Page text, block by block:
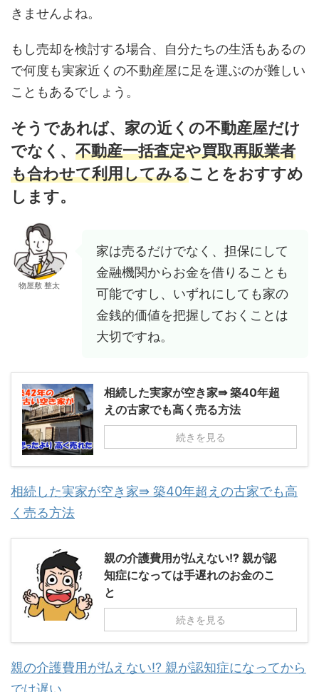
きませんよね。
もし売却を検討する場合、自分たちの生活もあるの
で何度も実家近くの不動産屋に足を運ぶのが難しい
こともあるでしょう。
そうであれば、家の近くの不動産屋だけ
でなく、 不動産一括査定や買取再販業者
も合わせて利用してみることをおすすめ
します。
物屋敷 整太
家は売るだけでなく、担保にして
金融機関からお金を借りることも
可能ですし、いずれにしても家の
金銭的価値を把握しておくことは
大切ですね。
相続した実家が空き家⇛ 築40年超
えの古家でも高く売る方法
続きを見る
相続した実家が空き家⇛ 築40年超えの古家でも高
く売る方法
親の介護費用が払えない!? 親が認
知症になっては手遅れのお金のこ
と
続きを見る
親の介護費用が払えない!? 親が認知症になってから
では遅い